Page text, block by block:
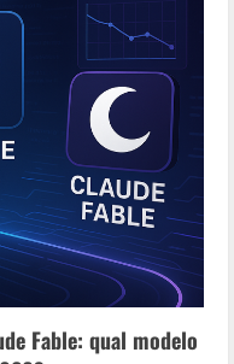
Fable: qual modelo